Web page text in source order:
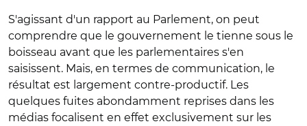
S'agissant d'un rapport au Parlement, on peut
comprendre que le gouvernement le tienne sous le
boisseau avant que les parlementaires s'en
saisissent. Mais, en termes de communication, le
résultat est largement contre-productif. Les
quelques fuites abondamment reprises dans les
médias focalisent en effet exclusivement sur les